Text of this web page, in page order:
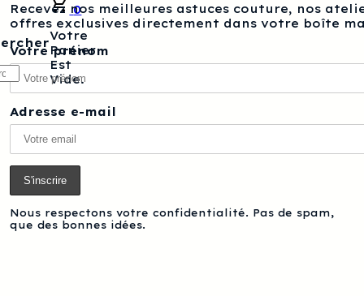
0
Votre
Panier
Est
Vide.
Recevez nos meilleures astuces couture, nos
offres exclusives directement dans votre boîte
Votre prénom
Adresse e-mail
Nous respectons votre confidentialité. Pas de spam,
que des bonnes idées.